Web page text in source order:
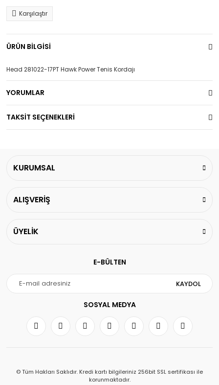
Karşılaştır
ÜRÜN BİLGİSİ
Head 281022-17PT Hawk Power Tenis Kordajı
YORUMLAR
TAKSİT SEÇENEKLERİ
KURUMSAL
ALIŞVERİŞ
ÜYELİK
E-BÜLTEN
KAYDOL
SOSYAL MEDYA
© Tüm Hakları Saklıdır. Kredi kartı bilgileriniz 256bit SSL sertifikası ile
korunmaktadır.